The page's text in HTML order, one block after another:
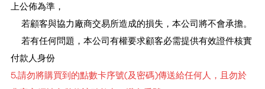
上公佈為準，
若顧客與協力廠商交易所造成的損失，本公司將不會承擔。
若有任何問題，本公司有權要求顧客必需提供有效證件核實
付款人身份
5.請勿將購買到的點數卡序號(及密碼)傳送給任何人，且勿於